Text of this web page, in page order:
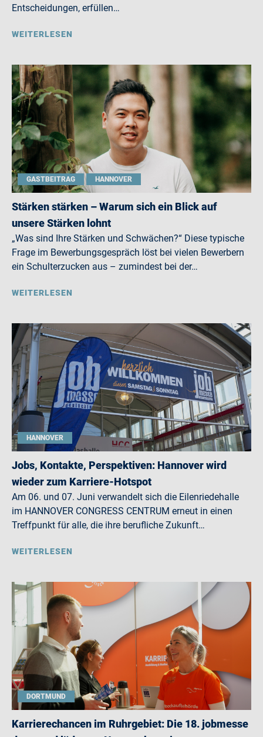
Entscheidungen, erfüllen…
WEITERLESEN
GASTBEITRAG HANNOVER
Stärken stärken – Warum sich ein Blick auf
unsere Stärken lohnt
„Was sind Ihre Stärken und Schwächen?“ Diese typische
Frage im Bewerbungsgespräch löst bei vielen Bewerbern
ein Schulterzucken aus – zumindest bei der…
WEITERLESEN
HANNOVER
Jobs, Kontakte, Perspektiven: Hannover wird
wieder zum Karriere-Hotspot
Am 06. und 07. Juni verwandelt sich die Eilenriedehalle
im HANNOVER CONGRESS CENTRUM erneut in einen
Treffpunkt für alle, die ihre berufliche Zukunft…
WEITERLESEN
DORTMUND
Karrierechancen im Ruhrgebiet: Die 18. jobmesse